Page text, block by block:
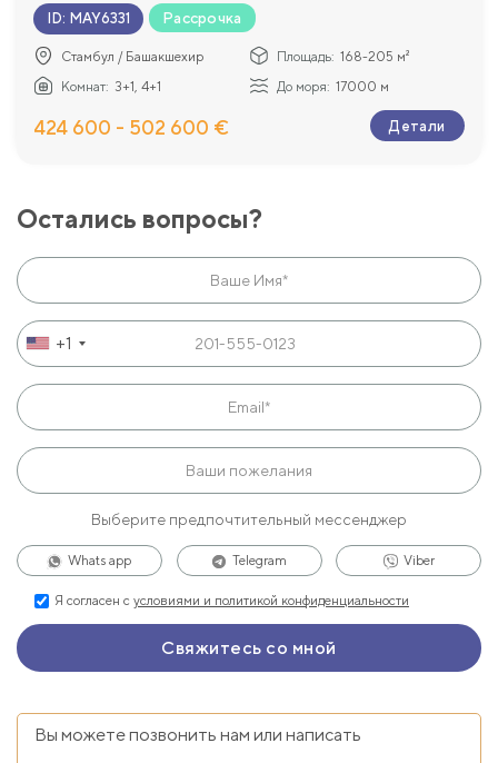
ID: MAY6331 Рассрочка
Стамбул / Башакшехир Площадь: 168-205 м²
Комнат: 3+1, 4+1 До моря: 17000 м
424 600 - 502 600 € Детали
Остались вопросы?
+1
Выберите предпочтительный мессенджер
Whats app Telegram Viber
Я согласен с условиями и политикой конфиденциальности
Вы можете позвонить нам или написать